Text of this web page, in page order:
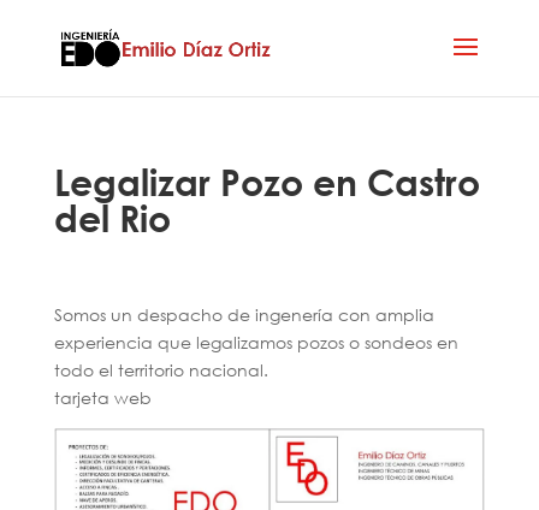
Legalizar Pozo en Castro
del Rio
Somos un despacho de ingenería con amplia
experiencia que legalizamos pozos o sondeos en
todo el territorio nacional.
tarjeta web